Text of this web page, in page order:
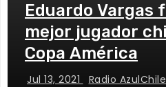
Eduardo Vargas
mejor jugador
Copa América
Jul 13, 2021 Radio AzulChile